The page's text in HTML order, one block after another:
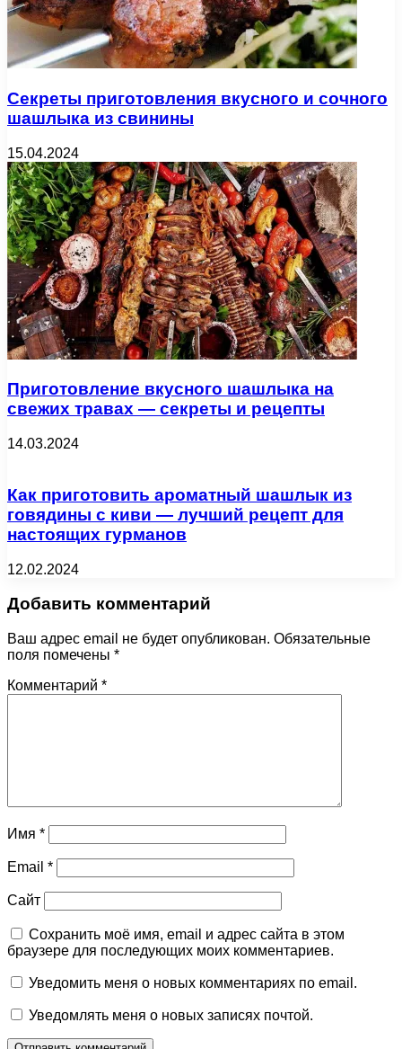
Секреты приготовления вкусного и сочного
шашлыка из свинины
15.04.2024
Приготовление вкусного шашлыка на
свежих травах — секреты и рецепты
14.03.2024
Как приготовить ароматный шашлык из
говядины с киви — лучший рецепт для
настоящих гурманов
12.02.2024
Добавить комментарий
Ваш адрес email не будет опубликован. Обязательные
поля помечены *
Комментарий *
Имя *
Email *
Сайт
Сохранить моё имя, email и адрес сайта в этом
браузере для последующих моих комментариев.
Уведомить меня о новых комментариях по email.
Уведомлять меня о новых записях почтой.